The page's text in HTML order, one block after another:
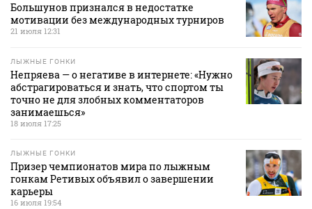
Большунов признался в недостатке
мотивации без международных турниров
21 июля 12:31
ЛЫЖНЫЕ ГОНКИ
Непряева — о негативе в интернете: «Нужно
абстрагироваться и знать, что спортом ты
точно не для злобных комментаторов
занимаешься»
18 июля 17:25
ЛЫЖНЫЕ ГОНКИ
Призер чемпионатов мира по лыжным
гонкам Ретивых объявил о завершении
карьеры
16 июля 19:54